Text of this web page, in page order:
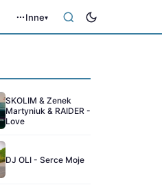
Inne▾
SKOLIM & Zenek
Martyniuk & RAIDER -
Love
DJ OLI - Serce Moje